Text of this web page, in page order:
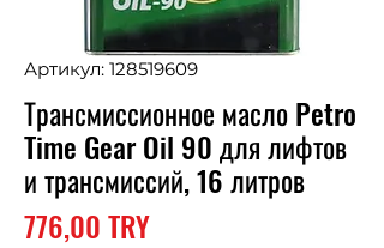
Артикул: 128519609
Трансмиссионное масло Petro
Time Gear Oil 90 для лифтов
и трансмиссий, 16 литров
776,00 TRYЦена